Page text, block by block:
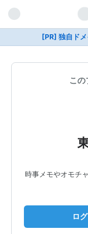
[PR] 独自ド
こ
時事メモやオモチ
ロ